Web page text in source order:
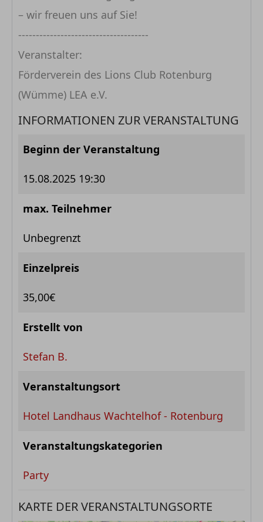
– wir freuen uns auf Sie!
-------------------------------------
Veranstalter:
Förderverein des Lions Club Rotenburg
(Wümme) LEA e.V.
INFORMATIONEN ZUR VERANSTALTUNG
Beginn der Veranstaltung
15.08.2025 19:30
max. Teilnehmer
Unbegrenzt
Einzelpreis
35,00€
Erstellt von
Stefan B.
Veranstaltungsort
Hotel Landhaus Wachtelhof - Rotenburg
Veranstaltungskategorien
Party
KARTE DER VERANSTALTUNGSORTE